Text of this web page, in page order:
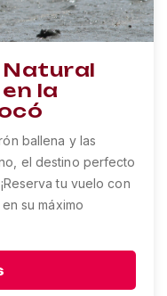
Natural
la
ballena y las
el destino perfecto
tu vuelo con
su máximo